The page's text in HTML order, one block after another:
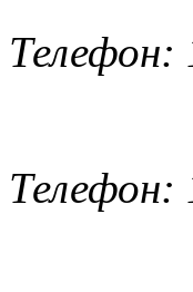
Телефон:
Телефон: